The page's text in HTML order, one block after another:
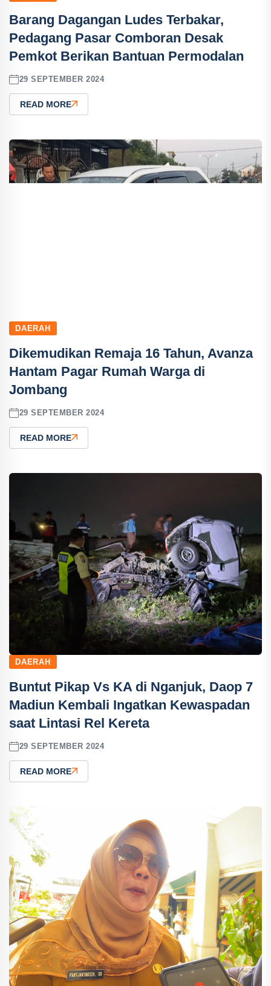
Barang Dagangan Ludes Terbakar,
Pedagang Pasar Comboran Desak
Pemkot Berikan Bantuan Permodalan
29 SEPTEMBER 2024
READ MORE
DAERAH
Dikemudikan Remaja 16 Tahun, Avanza
Hantam Pagar Rumah Warga di
Jombang
29 SEPTEMBER 2024
READ MORE
DAERAH
Buntut Pikap Vs KA di Nganjuk, Daop 7
Madiun Kembali Ingatkan Kewaspadan
saat Lintasi Rel Kereta
29 SEPTEMBER 2024
READ MORE